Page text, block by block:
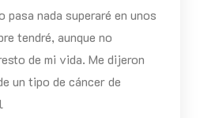
pasa nada superaré en unos
tendré, aunque no
de mi vida. Me dijeron
un tipo de cáncer de